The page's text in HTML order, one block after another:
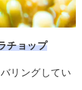
チョップ
リングしてい